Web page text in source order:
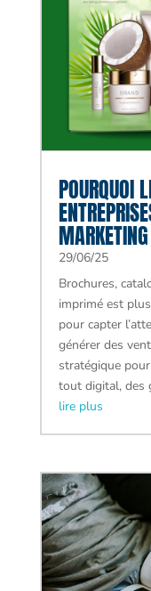
POURQUOI
29/06/25
Brochures,
imprimé est
pour capter
générer des
stratégique
tout digital, des
lire plus